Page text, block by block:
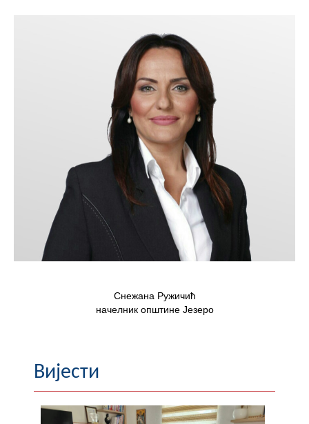
СКУПШТИНА
Статут Општине
Скупштинско вијеће општине језеро
Састав Скупштине
Службени Гласници
ОПШТИНСКА УПРАВА
ИНФО
Вијести
Јавни позиви
Заштита од пожара
COVID 19
Снежана Ружичић
начелник општине Језеро
Вијести